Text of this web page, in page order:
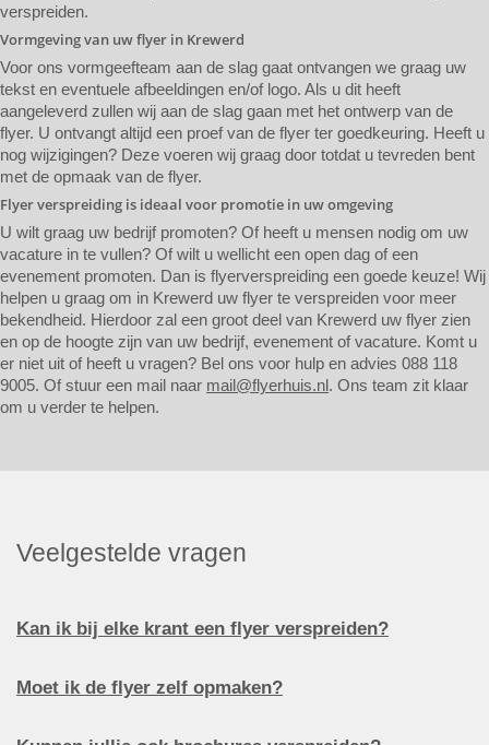
verspreiden.
Vormgeving van uw flyer in Krewerd
Voor ons vormgeefteam aan de slag gaat ontvangen we graag uw
tekst en eventuele afbeeldingen en/of logo. Als u dit heeft
aangeleverd zullen wij aan de slag gaan met het ontwerp van de
flyer. U ontvangt altijd een proef van de flyer ter goedkeuring. Heeft u
nog wijzigingen? Deze voeren wij graag door totdat u tevreden bent
met de opmaak van de flyer.
Flyer verspreiding is ideaal voor promotie in uw omgeving
U wilt graag uw bedrijf promoten? Of heeft u mensen nodig om uw
vacature in te vullen? Of wilt u wellicht een open dag of een
evenement promoten. Dan is flyerverspreiding een goede keuze! Wij
helpen u graag om in Krewerd uw flyer te verspreiden voor meer
bekendheid. Hierdoor zal een groot deel van Krewerd uw flyer zien
en op de hoogte zijn van uw bedrijf, evenement of vacature. Komt u
er niet uit of heeft u vragen? Bel ons voor hulp en advies 088 118
9005. Of stuur een mail naar mail@flyerhuis.nl. Ons team zit klaar
om u verder te helpen.
Veelgestelde vragen
Kan ik bij elke krant een flyer verspreiden?
Moet ik de flyer zelf opmaken?